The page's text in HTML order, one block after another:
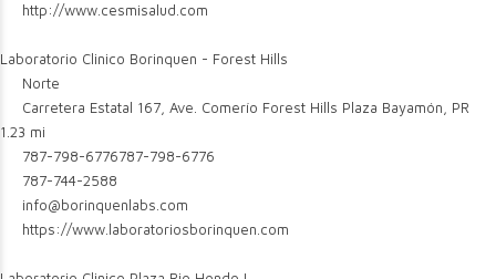
http://www.cesmisalud.com
Laboratorio Clinico Borinquen - Forest Hills
Norte
Carretera Estatal 167, Ave. Comerío Forest Hills Plaza Bayamón, PR
1.23 mi
787-798-6776787-798-6776
787-744-2588
info@borinquenlabs.com
https://www.laboratoriosborinquen.com